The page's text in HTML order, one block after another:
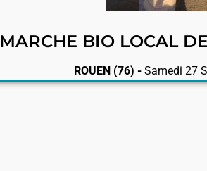
MARCHE BIO LOCAL
ROUEN (76) - Samedi 27